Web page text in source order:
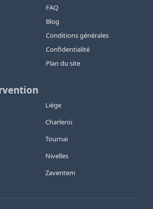
FAQ
Blog
Conditions générales
Confidentialité
Plan du site
Liège
Charleroi
Tournai
Nivelles
Zaventem